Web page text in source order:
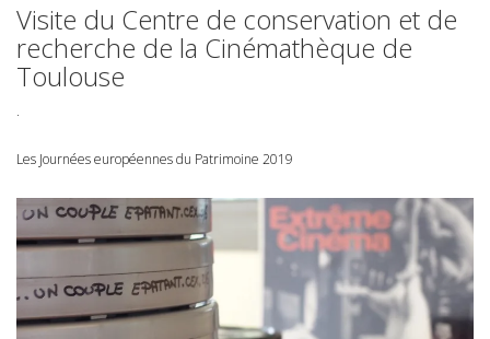
Visite du Centre de conservation et de
recherche de la Cinémathèque de
Toulouse
.
Les Journées européennes du Patrimoine 2019